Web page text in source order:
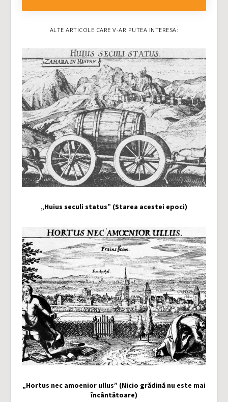
ALTE ARTICOLE CARE V-AR PUTEA INTERESA:
„Huius seculi status” (Starea acestei epoci)
„Hortus nec amoenior ullus” (Nicio grădină nu este mai
încântătoare)